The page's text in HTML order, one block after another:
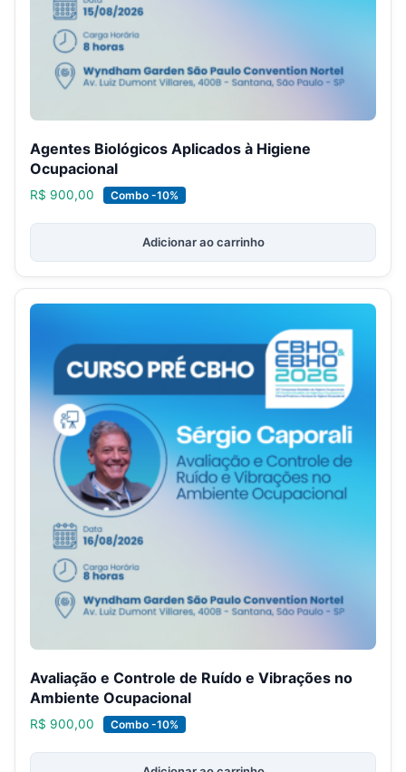
Agentes Biológicos Aplicados à Higiene
Ocupacional
R$ 900,00 Combo -10%
Adicionar ao carrinho
Avaliação e Controle de Ruído e Vibrações no
Ambiente Ocupacional
R$ 900,00 Combo -10%